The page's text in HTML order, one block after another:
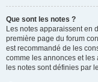
Que sont les notes ?
Les notes apparaissent en
première page du forum
est recommandé de les
comme les annonces et
les notes sont définies par